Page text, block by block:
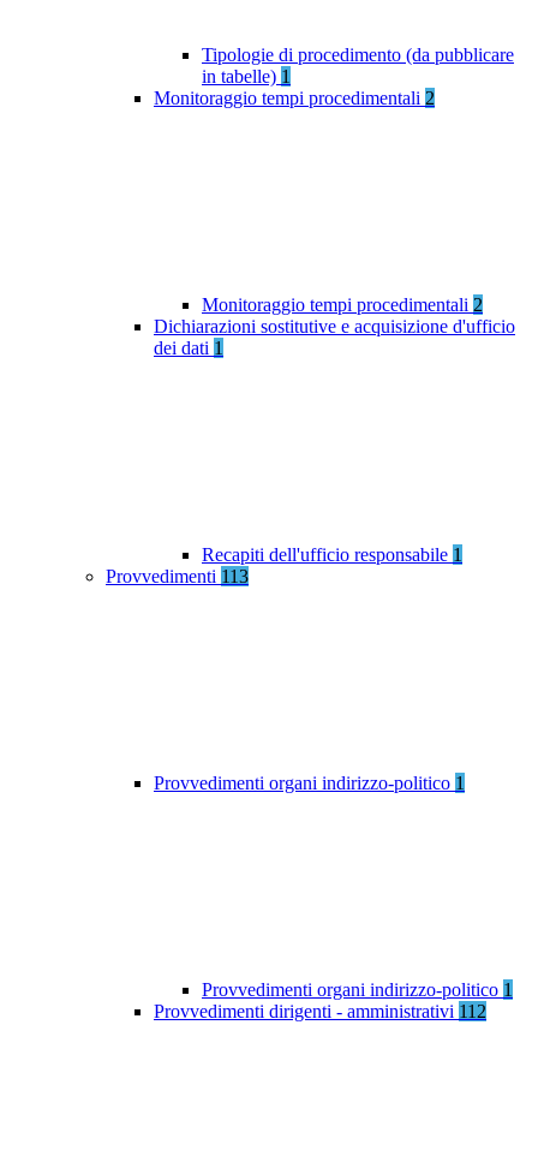
Tipologie di procedimento (da pubblicare
in tabelle) 1
Monitoraggio tempi procedimentali 2
Monitoraggio tempi procedimentali 2
Dichiarazioni sostitutive e acquisizione d'ufficio
dei dati 1
Recapiti dell'ufficio responsabile 1
Provvedimenti 113
Provvedimenti organi indirizzo-politico 1
Provvedimenti organi indirizzo-politico 1
Provvedimenti dirigenti - amministrativi 112